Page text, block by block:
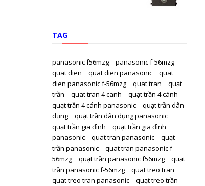
TAG
panasonic f56mzg
panasonic f-56mzg
quat dien
quat dien panasonic
quat
dien panasonic f-56mzg
quat tran
quạt
trần
quat tran 4 canh
quạt trần 4 cánh
quạt trần 4 cánh panasonic
quạt trần dân
dụng
quạt trần dân dụng panasonic
quạt trần gia đình
quạt trần gia đình
panasonic
quat tran panasonic
quạt
trần panasonic
quat tran panasonic f-
56mzg
quạt trần panasonic f56mzg
quạt
trần panasonic f-56mzg
quat treo tran
quat treo tran panasonic
quạt treo trần